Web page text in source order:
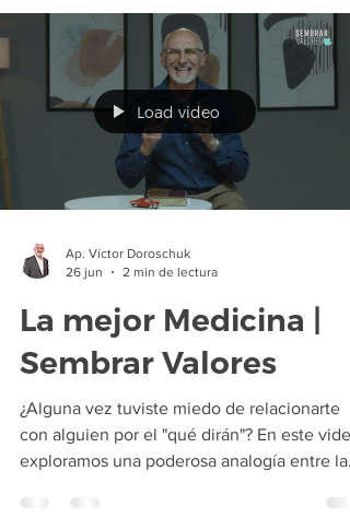
hay. Ahora, si nosotros observamos las
noticias objetivamente para analizar los
tiempos y para confirmar la palabra de Dios,
que dice que vendrían días malos. Por
ejemplo, la Biblia advierte respecto a Israel y
su alrededor, advierte de qu
Load video
Ap. Víctor Doroschuk
26 jun
2 min de lectura
La mejor Medicina |
Sembrar Valores
¿Alguna vez tuviste miedo de relacionarte
con alguien por el "qué dirán"? En este
exploramos una poderosa analogía entre la
al contagio y nuestra misión como cristianos